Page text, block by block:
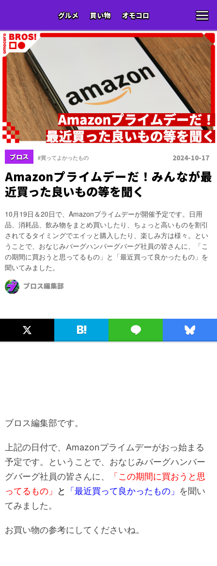
グルメ 買い物 オモコロ
ブロス #買ってよかったもの 2024-10-17
Amazonプライムデーだ！みんなが最
近買った良いもの等を聞く
10月19日＆20日で、Amazonプライムデーが開催予定です。日用
品、消耗品、飲み物をまとめ買いしたり、ちょっと高いものを割引
されてるタイミングでエイッと購入したり、楽しみ方は様々。とい
うことで、おなじみバーグハンバーグバーグ社員の皆さんに、「こ
の期間に買おうと思ってるもの」と「最近買って良かったもの」を
聞いてみました。
ブロス編集部
ブロス編集部です。
上記の日付で、Amazonプライムデーがおっ始まる
予定です。ということで、おなじみバーグハンバー
グバーグ社員の皆さんに、
「この期間に買おうと思
ってるもの」
と 「最近買って良かったもの」 を聞い
てみました。
お買い物の参考にしてくださいね。